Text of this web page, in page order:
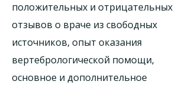
положительных и отрицательных
отзывов о враче из свободных
источников, опыт оказания
вертебрологической помощи,
основное и дополнительное